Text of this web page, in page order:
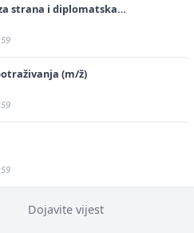
strana i diplomatska
(m/ž)
Dojavite vijest